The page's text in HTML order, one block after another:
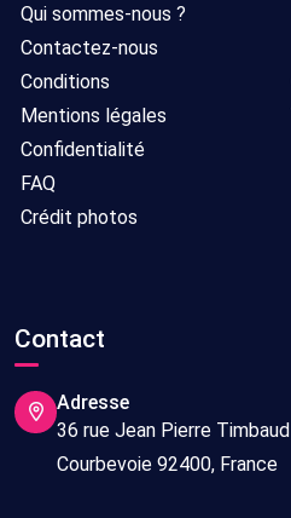
Qui sommes-nous ?
Contactez-nous
Conditions
Mentions légales
Confidentialité
FAQ
Crédit photos
Contact
Adresse
36 rue Jean Pierre Timbaud
Courbevoie 92400, France